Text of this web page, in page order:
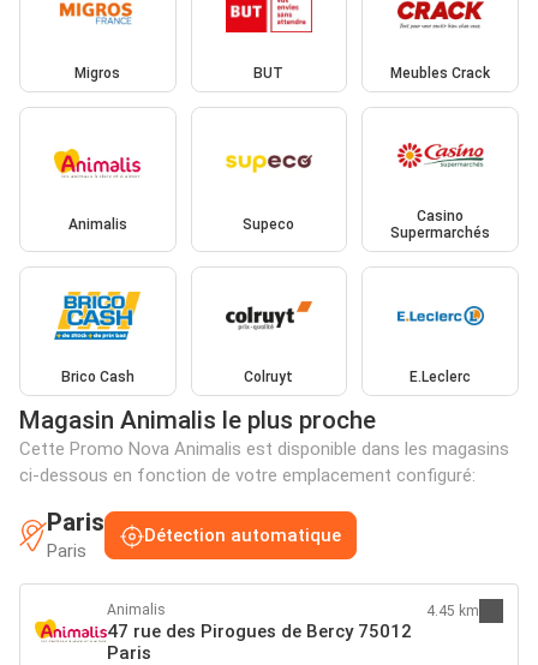
Migros BUT Meubles Crack
Animalis Supeco
Casino
Supermarchés
Brico Cash Colruyt E.Leclerc
Magasin Animalis le plus proche
Cette Promo Nova Animalis est disponible dans les magasins
ci-dessous en fonction de votre emplacement configuré:
Paris
Paris
Détection automatique
Animalis
47 rue des Pirogues de Bercy 75012
Paris
4.45 km